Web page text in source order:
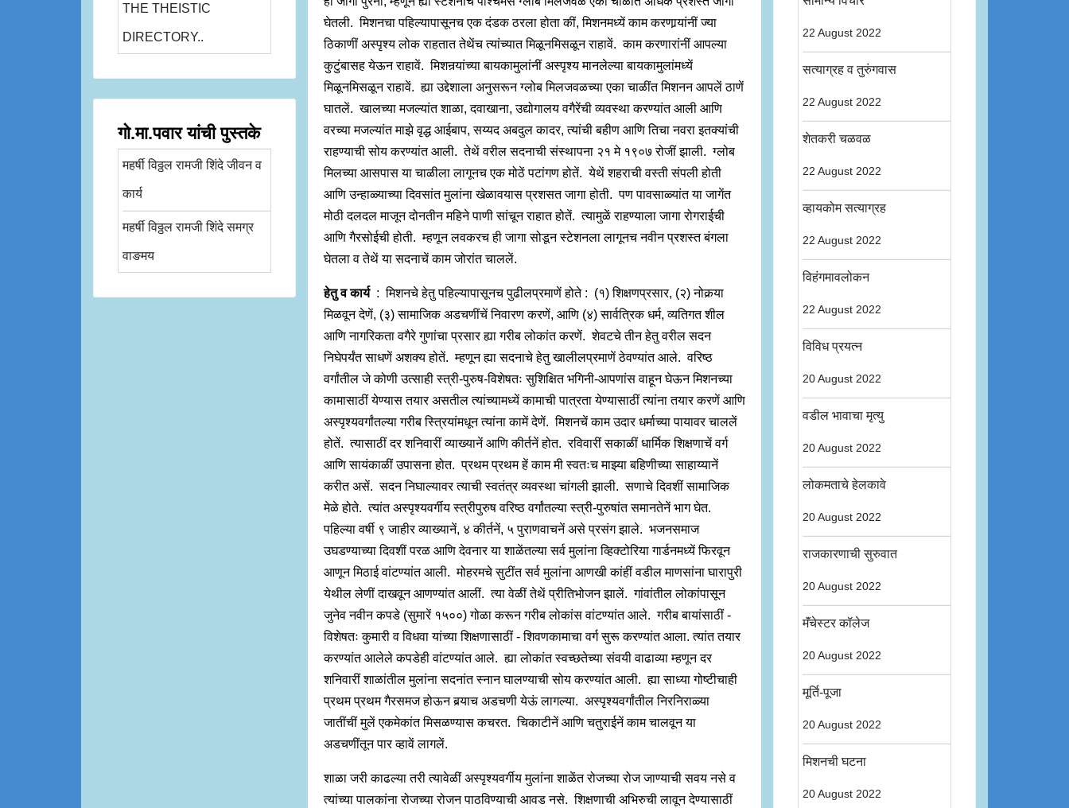
THE THEISTIC
DIRECTORY..
गो.मा.पवार यांची पुस्तके
महर्षी विठ्ठल रामजी शिंदे जीवन व
कार्य
महर्षी विठ्ठल रामजी शिंदे समग्र
वाङमय
घेतली. मिशनचा पहिल्यापासूनच एक दंडक ठरला होता कीं, मिशनमध्यें काम करणार्‍यांनीं ज्या
ठिकाणीं अस्पृश्य लोक राहतात तेथेंच त्यांच्यात मिळूनमिसळून राहावें. काम करणारांनीं आपल्या
कुटुंबासह येऊन राहावें. मिशनर्‍यांच्या बायकामुलांनीं अस्पृश्य मानलेल्या बायकामुलांमध्यें
मिळूनमिसळून राहावें. ह्या उद्देशाला अनुसरून ग्लोब मिलजवळच्या एका चाळींत मिशनन आपलें ठाणें
घातलें. खालच्या मजल्यांत शाळा, दवाखाना, उद्योगालय वगैरेंची व्यवस्था करण्यांत आली आणि
वरच्या मजल्यांत माझे वृद्ध आईबाप, सय्यद अबदुल कादर, त्यांची बहीण आणि तिचा नवरा इतक्यांची
राहण्याची सोय करण्यांत आली. तेथें वरील सदनाची संस्थापना २१ मे १९०७ रोजीं झाली. ग्लोब
मिलच्या आसपास या चाळीला लागूनच एक मोठें पटांगण होतें. येथें शहराची वस्ती संपली होती
आणि उन्हाळ्याच्या दिवसांत मुलांना खेळावयास प्रशसत जागा होती. पण पावसाळ्यांत या जागेंत
मोठी दलदल माजून दोनतीन महिने पाणी सांचून राहात होतें. त्यामुळें राहण्याला जागा रोगराईची
आणि गैरसोईची होती. म्हणून लवकरच ही जागा सोडून स्टेशनला लागूनच नवीन प्रशस्त बंगला
घेतला व तेथें या सदनाचें काम जोरांत चाललें.
हेतु व कार्य: मिशनचे हेतु पहिल्यापासूनच पुढीलप्रमाणें होते : (१) शिक्षणप्रसार, (२) नोकर्‍या
मिळवून देणें, (३) सामाजिक अडचणींचें निवारण करणें, आणि (४) सार्वत्रिक धर्म, व्यतिगत शील
आणि नागरिकता वगैरे गुणांचा प्रसार ह्या गरीब लोकांत करणें. शेवटचे तीन हेतु वरील सदन
निघेपर्यंत साधणें अशक्य होतें. म्हणून ह्या सदनाचे हेतु खालीलप्रमाणें ठेवण्यांत आले. वरिष्ठ
वर्गांतील जे कोणी उत्साही स्त्री-पुरुष-विशेषतः सुशिक्षित भगिनी-आपणांस वाहून घेऊन मिशनच्या
कामासाठीं येण्यास तयार असतील त्यांच्यामध्यें कामाची पात्रता येण्यासाठीं त्यांना तयार करणें आणि
अस्पृश्यवर्गांतल्या गरीब स्त्रियांमधून त्यांना कामें देणें. मिशनचें काम उदार धर्माच्या पायावर चाललें
होतें. त्यासाठीं दर शनिवारीं व्याख्यानें आणि कीर्तनें होत. रविवारीं सकाळीं धार्मिक शिक्षणाचें वर्ग
आणि सायंकाळीं उपासना होत. प्रथम प्रथम हें काम मी स्वतःच माझ्या बहिणीच्या साहाय्यानें
करीत असें. सदन निघाल्यावर त्याची स्वतंत्र व्यवस्था चांगली झाली. सणाचे दिवशीं सामाजिक
मेळे होते. त्यांत अस्पृश्यवर्गीय स्त्रीपुरुष वरिष्ठ वर्गांतल्या स्त्री-पुरुषांत समानतेनें भाग घेत.
पहिल्या वर्षी ९ जाहीर व्याख्यानें, ४ कीर्तनें, ५ पुराणवाचनें असे प्रसंग झाले. भजनसमाज
उघडण्याच्या दिवशीं परळ आणि देवनार या शाळेंतल्या सर्व मुलांना व्हिक्टोरिया गार्डनमध्यें फिरवून
आणून मिठाई वांटण्यांत आली. मोहरमचे सुटींत सर्व मुलांना आणखी कांहीं वडील माणसांना घारापुरी
येथील लेणीं दाखवून आणण्यांत आलीं. त्या वेळीं तेथें प्रीतिभोजन झालें. गांवांतील लोकांपासून
जुनेव नवीन कपडे (सुमारें १५००) गोळा करून गरीब लोकांस वांटण्यांत आले. गरीब बायांसाठीं -
विशेषतः कुमारी व विधवा यांच्या शिक्षणासाठीं - शिवणकामाचा वर्ग सुरू करण्यांत आला. त्यांत तयार
करण्यांत आलेले कपडेही वांटण्यांत आले. ह्या लोकांत स्वच्छतेच्या संवयी वाढाव्या म्हणून दर
शनिवारीं शाळांतील मुलांना सदनांत स्नान घालण्याची सोय करण्यांत आली. ह्या साध्या गोष्टीचाही
प्रथम प्रथम गैरसमज होऊन बर्‍याच अडचणी येऊं लागल्या. अस्पृश्यवर्गांतील निरनिराळ्या
जातींचीं मुलें एकमेकांत मिसळण्यास कचरत. चिकाटीनें आणि चतुराईनें काम चालवून या
अडचणींतून पार व्हावें लागलें.
शाळा जरी काढल्या तरी त्यावेळीं अस्पृश्यवर्गीय मुलांना शाळेंत रोजच्या रोज जाण्याची सवय नसे व
त्यांच्या पालकांना रोजच्या रोजन पाठविण्याची आवड नसे. शिक्षणाची अभिरुची लावून देण्यासाठीं
22 August 2022
सत्याग्रह व तुरुंगवास
22 August 2022
शेतकरी चळवळ
22 August 2022
व्हायकोम सत्याग्रह
22 August 2022
विहंगमावलोकन
22 August 2022
विविध प्रयत्न
20 August 2022
वडील भावाचा मृत्यु
20 August 2022
लोकमताचे हेलकावे
20 August 2022
राजकारणाची सुरुवात
20 August 2022
मॅंचेस्टर कॉलेज
20 August 2022
मूर्ति-पूजा
20 August 2022
मिशनची घटना
20 August 2022